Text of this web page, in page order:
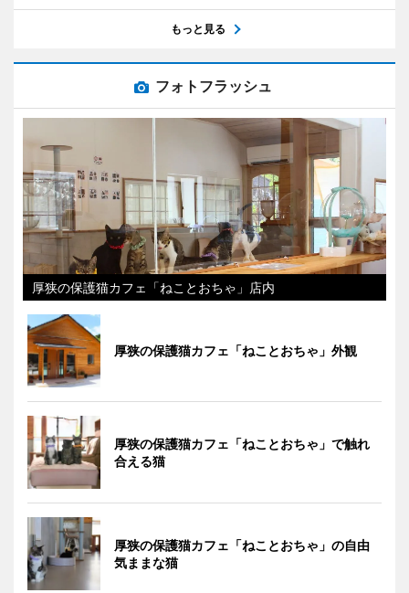
もっと見る
フォトフラッシュ
厚狭の保護猫カフェ「ねことおちゃ」店内
厚狭の保護猫カフェ「ねことおちゃ」外観
厚狭の保護猫カフェ「ねことおちゃ」で触れ
合える猫
厚狭の保護猫カフェ「ねことおちゃ」の自由
気ままな猫